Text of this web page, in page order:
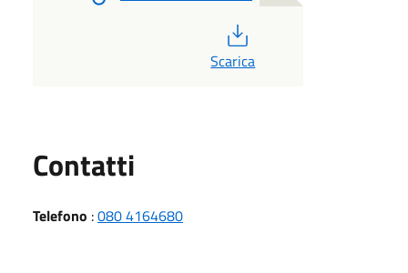
Scarica
Contatti
Telefono :080 4164680